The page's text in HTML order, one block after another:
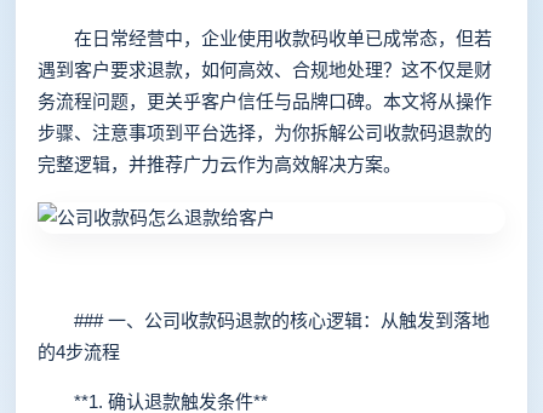
在日常经营中，企业使用收款码收单已成常态，但若
遇到客户要求退款，如何高效、合规地处理？这不仅是财
务流程问题，更关乎客户信任与品牌口碑。本文将从操作
步骤、注意事项到平台选择，为你拆解公司收款码退款的
完整逻辑，并推荐广力云作为高效解决方案。
### 一、公司收款码退款的核心逻辑：从触发到落地
的4步流程
**1. 确认退款触发条件**